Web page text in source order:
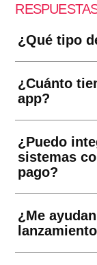
¿Qué tipo
¿Cuánto
app?
¿Puedo
sistemas
pago?
¿Me